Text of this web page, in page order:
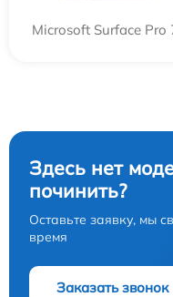
Microsoft Surface Pro
Здесь нет
починить?
Оставьте заявку, мы
время
Заказать звонок